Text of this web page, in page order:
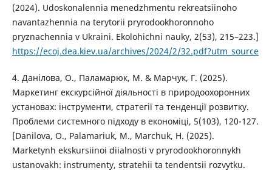
(2024). Udoskonalennia menedzhmentu rekreatsiinoho
navantazhennia na terytorii pryrodookhoronnoho
pryznachennia v Ukraini. Ekolohichni nauky, 2(53), 215–223.]
https://ecoj.dea.kiev.ua/archives/2024/2/32.pdf?utm_source
4. Данілова, О., Паламарюк, М. & Марчук, Г. (2025).
Маркетинг екскурсійної діяльності в природоохоронних
установах: інструменти, стратегії та тенденції розвитку.
Проблеми системного підходу в економіці, 5(103), 120-127.
[Danilova, O., Palamariuk, M., Marchuk, H. (2025).
Marketynh ekskursiinoi diialnosti v pryrodookhoronnykh
ustanovakh: instrumenty, stratehii ta tendentsii rozvytku.